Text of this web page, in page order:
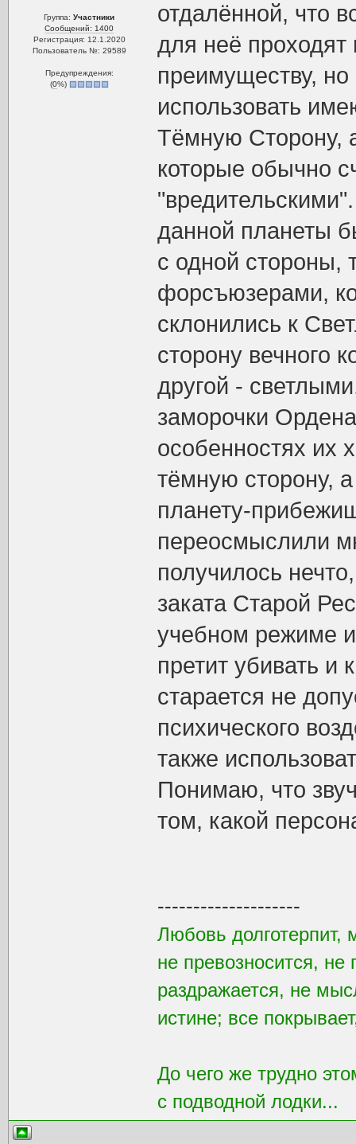
Группа:Участники
Сообщений: 1400
Регистрация: 12.1.2020
Пользователь №: 29589
Предупреждения:
(0%)
отдалённой, что
для неё
преимуществу,
использовать
Тёмную Сторону,
которые обычно
данной планеты
с одной стороны,
форсъюзерами,
склонились к
сторону вечного
другой -
заморочки
особенностях их
тёмную сторону,
планету-
переосмыслили
получилось
заката Старой
учебном режиме
претит убивать и
старается не
психического
также
Понимаю, что
том, какой
--------------------
Любовь долготерпит,
не превозносится, не
раздражается, не
истине; все
До чего же трудно
с подводной лодки...